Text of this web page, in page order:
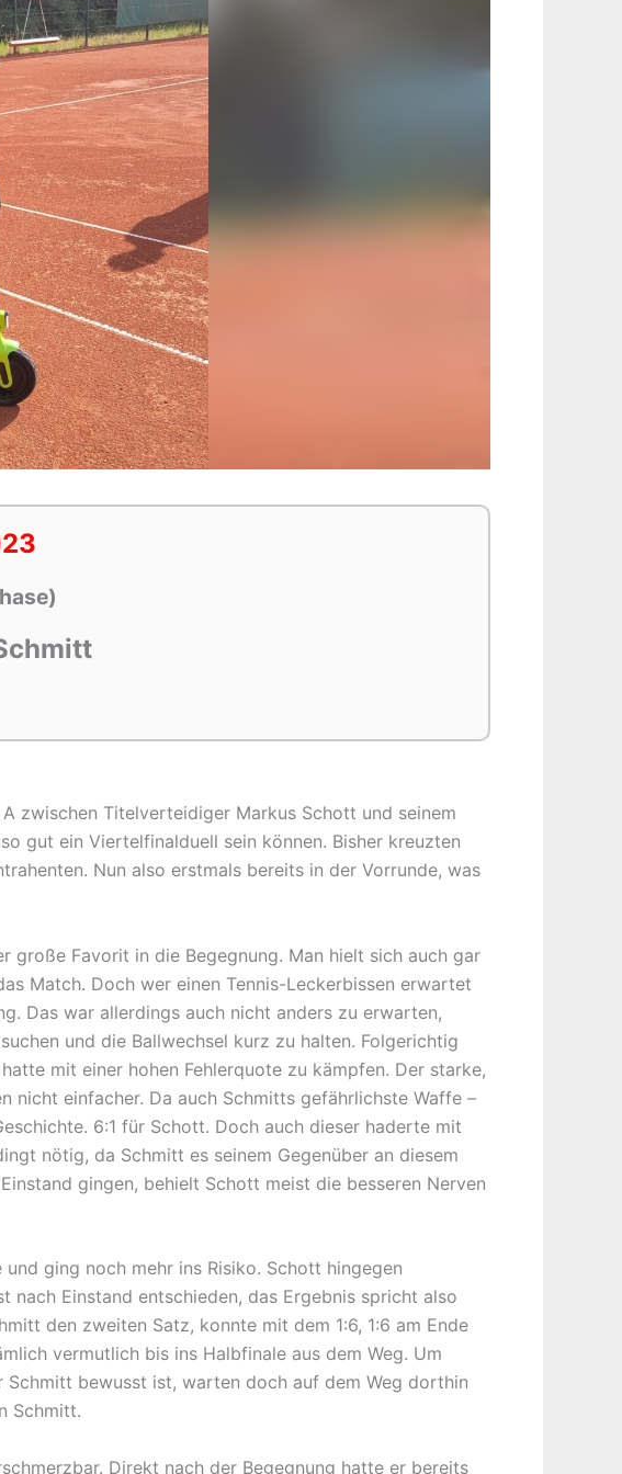
zwischen Titelverteidiger Markus Schott und seinem
gut ein Viertelfinalduell sein können. Bisher kreuzten
Nun also erstmals bereits in der Vorrunde, was
große Favorit in die Begegnung. Man hielt sich auch gar
Match. Doch wer einen Tennis-Leckerbissen erwartet
Das war allerdings auch nicht anders zu erwarten,
und die Ballwechsel kurz zu halten. Folgerichtig
mit einer hohen Fehlerquote zu kämpfen. Der starke,
nicht einfacher. Da auch Schmitts gefährlichste Waffe –
6:1 für Schott. Doch auch dieser haderte mit
nötig, da Schmitt es seinem Gegenüber an diesem
gingen, behielt Schott meist die besseren Nerven
ging noch mehr ins Risiko. Schott hingegen
nach Einstand entschieden, das Ergebnis spricht also
den zweiten Satz, konnte mit dem 1:6, 1:6 am Ende
vermutlich bis ins Halbfinale aus dem Weg. Um
bewusst ist, warten doch auf dem Weg dorthin
Schmitt.
Direkt nach der Begegnung hatte er bereits